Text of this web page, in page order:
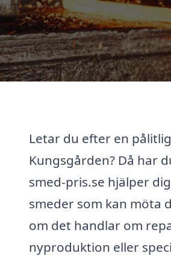
Letar du efter en
Kungsgården? Då har
smed-pris.se hjälper
smeder som kan möta
om det handlar om
nyproduktion eller